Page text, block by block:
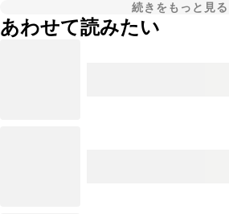
続きをもっと見る
あわせて読みたい